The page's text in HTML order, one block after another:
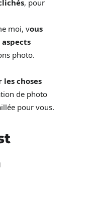
, pour
moi, vous
aspects
photo.
les choses
de photo
pour vous.